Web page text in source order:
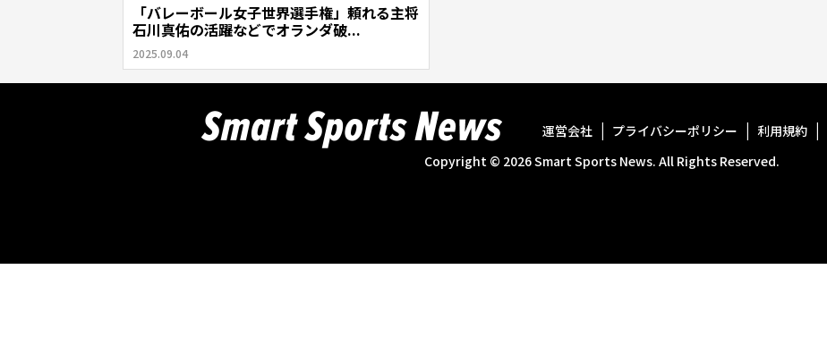
「バレーボール女子世界選手権」頼れる主将
石川真佑の活躍などでオランダ破...
2025.09.04
運営会社 プライバシーポリシー 利用規約
Copyright © 2026Smart Sports News. All Rights Reserved.